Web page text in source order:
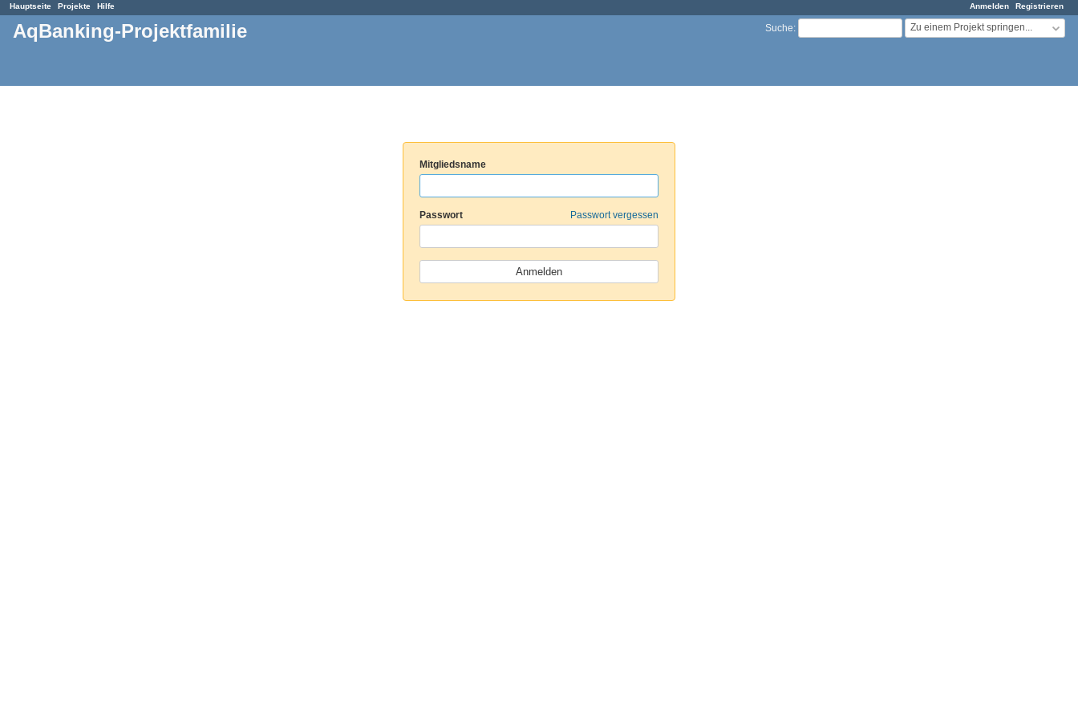
Anmelden Registrieren
Hauptseite Projekte Hilfe
Suche: Zu einem Projekt springen...
AqBanking-Projektfamilie
Mitgliedsname
Passwort Passwort vergessen